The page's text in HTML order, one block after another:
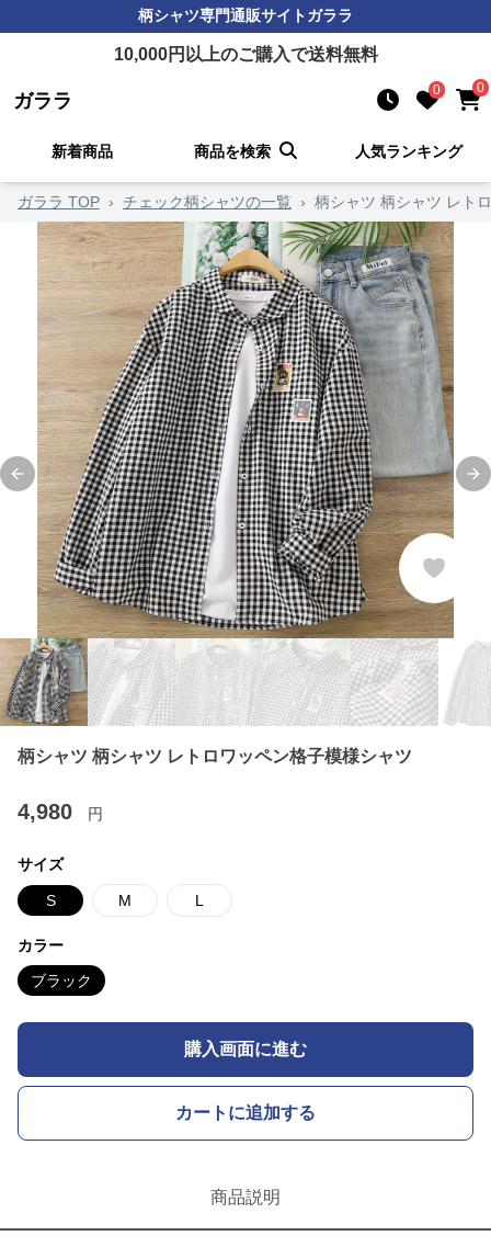
柄シャツ専門通販サイトガララ
10,000円以上のご購入で送料無料
ガララ 0 0
新着商品 商品を検索 人気ランキング
ガララ TOP › チェック柄シャツの一覧 › 柄シャツ 柄シャツ レト
Previous slide
柄シャツ 柄シャツ レトロワッペン格子模様シャツ
4,980 円
サイズ
S M L
カラー
ブラック
購入画面に進む
カートに追加する
商品説明